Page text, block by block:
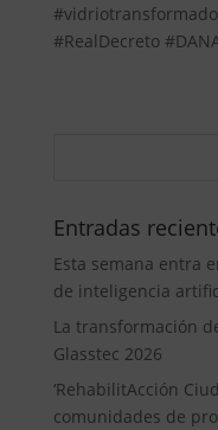
#RealDecreto
Entradas
Esta semana entra
de inteligencia
La transformación
Glasstec 2026
‘RehabilitAcción
comunidades de